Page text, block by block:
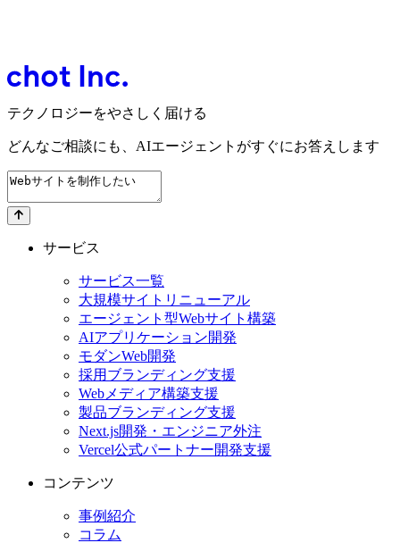
テクノロジーをやさしく届ける
どんなご相談にも、 AIエージェントがすぐにお答えします
サービス
サービス一覧
大規模サイトリニューアル
エージェント型Webサイト構築
AIアプリケーション開発
モダンWeb開発
採用ブランディング支援
Webメディア構築支援
製品ブランディング支援
Next.js開発・エンジニア外注
Vercel公式パートナー開発支援
コンテンツ
事例紹介
コラム